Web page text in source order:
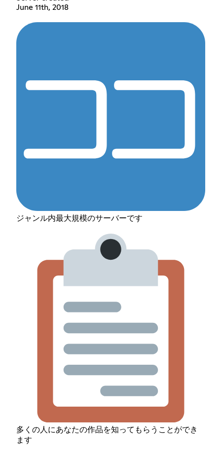
June 11th, 2018
ジャンル内最大規模のサーバーです
多くの人にあなたの作品を知ってもらうことができ
ます